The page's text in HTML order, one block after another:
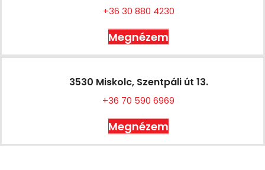
+36 30 880 4230
Megnézem
3530 Miskolc, Szentpáli út 13.
+36 70 590 6969
Megnézem